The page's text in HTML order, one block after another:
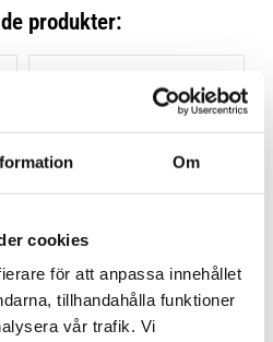
Om
cookies
för att anpassa innehållet
tillhandahålla funktioner
vår trafik. Vi
produkter:
THULE CLAMP EDGE 4-
PACK 720500
Lägg